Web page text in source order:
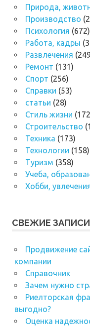
Природа,
Производство
Психология (672)
Работа, кадры
Развлечения
Ремонт (131)
Спорт (256)
Справки (53)
статьи (28)
Стиль жизни
Строительство
Техника (173)
Технологии (158)
Туризм (358)
Учеба,
Хобби,
СВЕЖИЕ ЗАПИСИ
Продвижение
компании
Справочник
Зачем нужно
Риелторская
выгодно?
Оценка